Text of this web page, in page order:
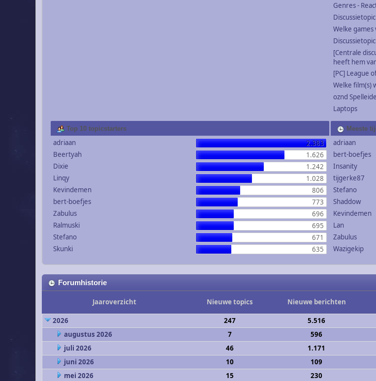
Genres -
Discussietopic
Welke games
Discussietopic
[Centrale
heeft hem
[PC] League
Welke film(s)
oznd
Laptops
Top 10 topicstarters
adriaan
2.383
Beertyah
1.626
Dixie
1.242
Linqy
1.028
Kevindemen
806
bert-boefjes
773
Zabulus
696
Ralmuski
695
Stefano
671
Skunki
635
Meeste
adriaan
bert-boefjes
Insanity
tijgerke87
Stefano
Shaddow
Kevindemen
Lan
Zabulus
Wazigekip
Forumhistorie
Jaaroverzicht Nieuwe topics Nieuwe berichten
2026 247 5.516
augustus 2026
7 596
juli 2026
46 1.171
juni 2026
10 109
mei 2026
15 230